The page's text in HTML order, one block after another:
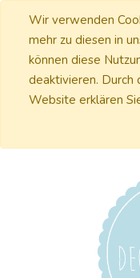
Wir verwenden
mehr zu diesen in
können diese
deaktivieren.
Website erklären